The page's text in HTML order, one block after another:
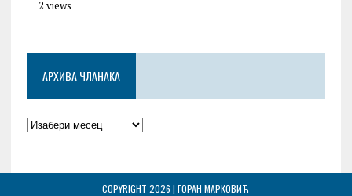
2 views
АРХИВА ЧЛАНАКА
COPYRIGHT 2026 | ГОРАН МАРКОВИЋ